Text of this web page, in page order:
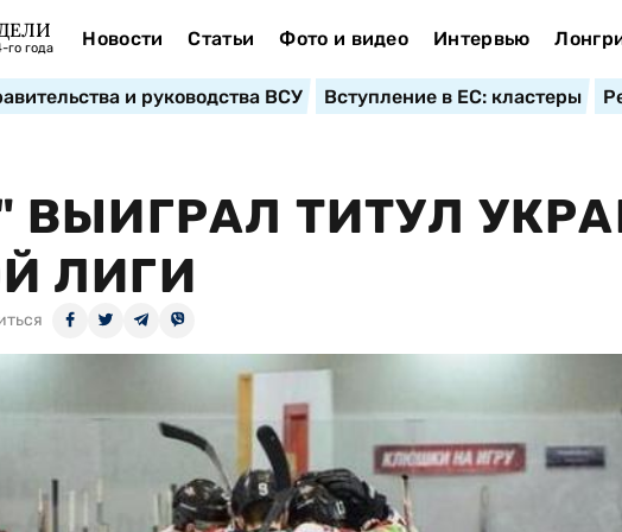
го года Новости Статьи Фото и видео Интервью
и руководства ВСУ Вступление в ЕС: кластеры
ВЫИГРАЛ ТИТУЛ
ЛИГИ